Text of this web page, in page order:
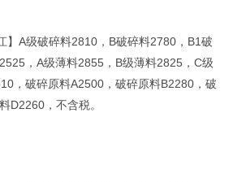
】A级破碎料2810，B破碎料2780，B1破
，A级薄料2855，B级薄料2825，C级
，破碎原料A2500，破碎原料B2280，破
D2260，不含税。